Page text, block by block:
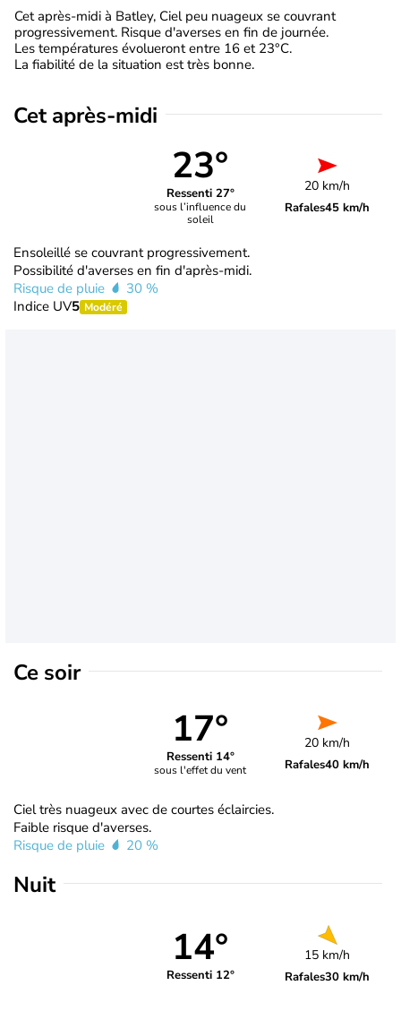
Cet après-midi à Batley, Ciel peu nuageux se couvrant
progressivement. Risque d'averses en fin de journée.
Les températures évolueront entre 16 et 23°C.
La fiabilité de la situation est très bonne.
Cet après-midi
23°
Ressenti 27°
sous l’influence du
soleil
20 km/h
Rafales45 km/h
Ensoleillé se couvrant progressivement.
Possibilité d'averses en fin d'après-midi.
Risque de pluie
30 %
Indice UV5 Modéré
Ce soir
17°
Ressenti 14°
sous l'effet du vent
20 km/h
Rafales40 km/h
Ciel très nuageux avec de courtes éclaircies.
Faible risque d'averses.
Risque de pluie
20 %
Nuit
14°
Ressenti 12°
15 km/h
Rafales30 km/h